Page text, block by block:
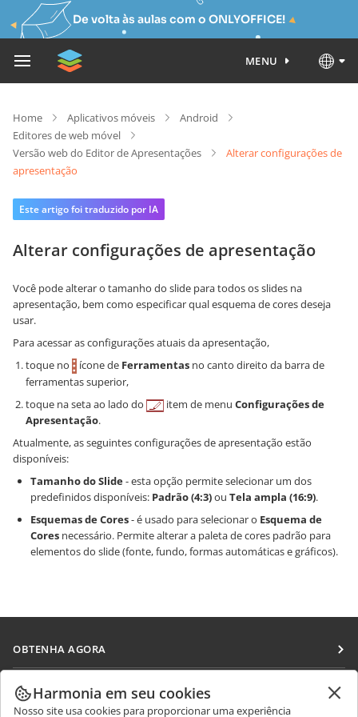
De volta às aulas com o ONLYOFFICE!
MENU
Home Aplicativos móveis
Android
Editores de web móvel
Versão web do Editor de Apresentações
Alterar configurações de
apresentação
Este artigo foi traduzido por IA
Alterar configurações de apresentação
Você pode alterar o tamanho do slide para todos os slides na
apresentação, bem como especificar qual esquema de cores deseja
usar.
Para acessar as configurações atuais da apresentação,
toque no
ícone de Ferramentas no canto direito da barra de
ferramentas superior,
toque na seta ao lado do
item de menu Configurações de
Apresentação.
Atualmente, as seguintes configurações de apresentação estão
disponíveis:
Tamanho do Slide- esta opção permite selecionar um dos
predefinidos disponíveis: Padrão (4:3)ou Tela ampla (16:9).
Esquemas de Cores- é usado para selecionar o Esquema de
Cores necessário. Permite alterar a paleta de cores padrão para
elementos do slide (fonte, fundo, formas automáticas e gráficos).
OBTENHA AGORA
Docs
DocSpace
COLABORAR
Para colaboradores
Harmonia em seu cookies
Nosso site usa cookies para proporcionar uma experiência